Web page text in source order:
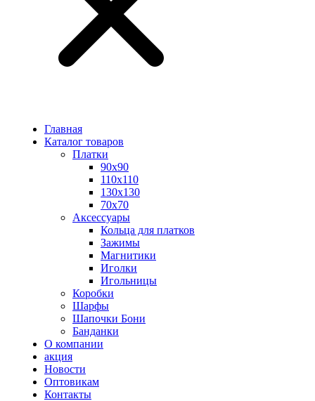
Главная
Каталог товаров
Платки
90x90
110x110
130x130
70х70
Аксессуары
Кольца для платков
Зажимы
Магнитики
Иголки
Игольницы
Коробки
Шарфы
Шапочки Бони
Банданки
О компании
акция
Новости
Оптовикам
Контакты